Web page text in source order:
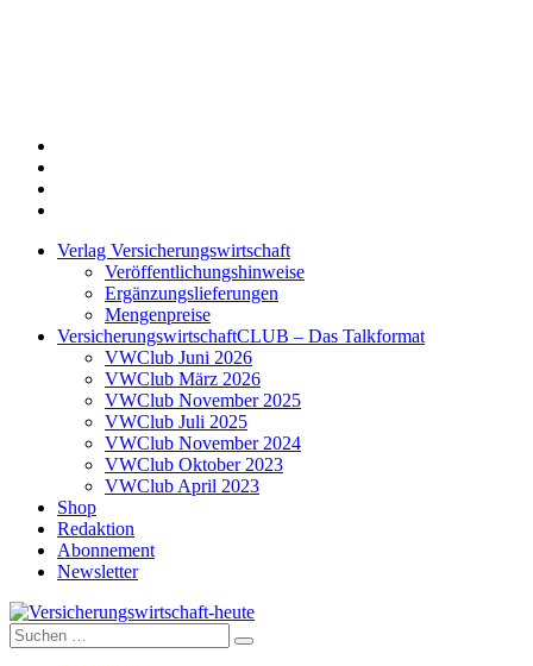
Verlag Versicherungswirtschaft
Veröffentlichungshinweise
Ergänzungslieferungen
Mengenpreise
VersicherungswirtschaftCLUB – Das Talkformat
VWClub Juni 2026
VWClub März 2026
VWClub November 2025
VWClub Juli 2025
VWClub November 2024
VWClub Oktober 2023
VWClub April 2023
Shop
Redaktion
Abonnement
Newsletter
Versicherungswirtschaft-heute
Suche
nach: